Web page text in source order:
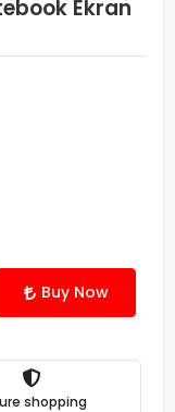
Ekran
Buy Now
shopping